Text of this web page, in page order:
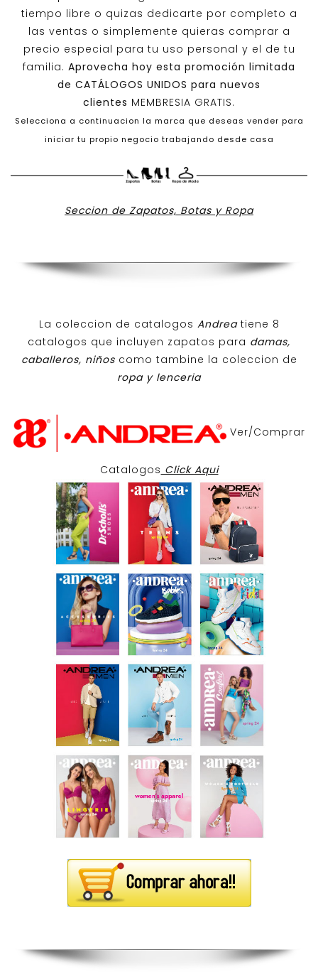
tiempo libre o quizas dedicarte por completo a
las ventas o simplemente quieras comprar a
precio especial para tu uso personal y el de tu
familia. Aprovecha hoy esta promoción limitada
de CATÁLOGOS UNIDOS para nuevos
clientes MEMBRESIA GRATIS.
Selecciona a continuacion la marca que deseas vender para
iniciar tu propio negocio trabajando desde casa
Seccion de Zapatos, Botas y Ropa
La coleccion de catalogos Andreatiene 8
catalogos que incluyen zapatos para damas,
caballeros, niños como tambine la coleccion de
ropa y lenceria
Ver/Comprar
Catalogos Click Aqui